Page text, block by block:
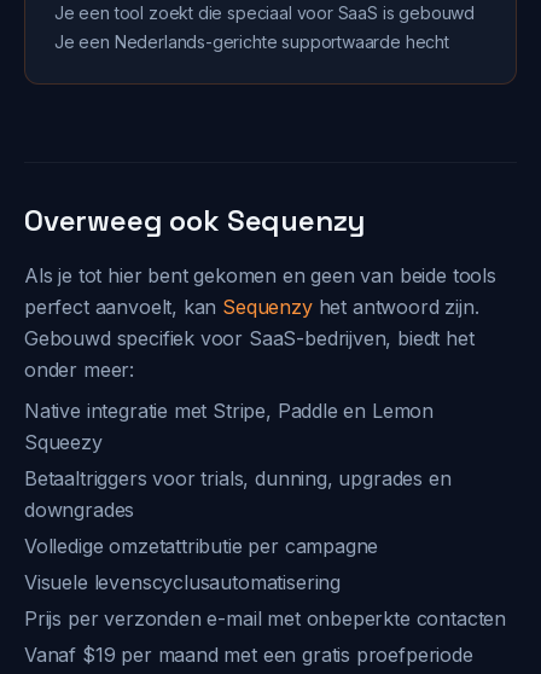
Je een tool zoekt die speciaal voor SaaS is gebouwd
Je een Nederlands-gerichte supportwaarde hecht
Overweeg ook Sequenzy
Als je tot hier bent gekomen en geen van beide tools
perfect aanvoelt, kan Sequenzyhet antwoord zijn.
Gebouwd specifiek voor SaaS-bedrijven, biedt het
onder meer:
Native integratie met Stripe, Paddle en Lemon
Squeezy
Betaaltriggers voor trials, dunning, upgrades en
downgrades
Volledige omzetattributie per campagne
Visuele levenscyclusautomatisering
Prijs per verzonden e-mail met onbeperkte contacten
Vanaf $19 per maand met een gratis proefperiode